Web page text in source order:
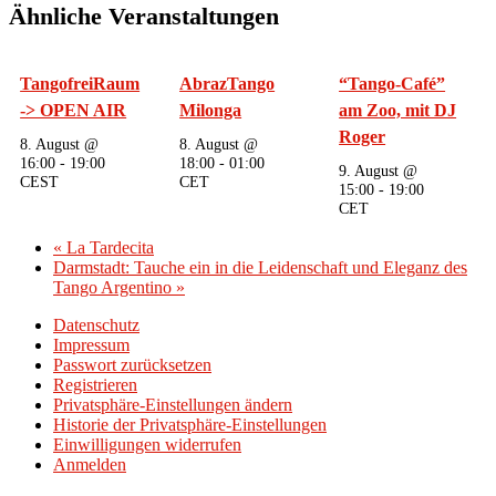
Ähnliche Veranstaltungen
TangofreiRaum
-> OPEN AIR
8. August @
16:00 - 19:00
CEST
AbrazTango
Milonga
8. August @
18:00 -01:00
CET
“Tango-Café”
am Zoo, mit DJ
Roger
9. August @
15:00 - 19:00
CET
« La Tardecita
Darmstadt: Tauche ein in die Leidenschaft und Eleganz des
Tango Argentino »
Datenschutz
Impressum
Passwort zurücksetzen
Registrieren
Privatsphäre-Einstellungen ändern
Historie der Privatsphäre-Einstellungen
Einwilligungen widerrufen
Anmelden